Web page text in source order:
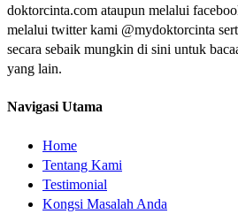
doktorcinta.com ataupun melalui
melalui twitter kami @mydoktorcinta
secara sebaik mungkin di sini untuk
yang lain.
Navigasi Utama
Home
Tentang Kami
Testimonial
Kongsi Masalah Anda